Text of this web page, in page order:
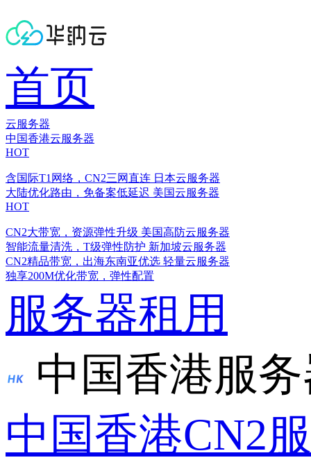
首页
云服务器
中国香港云服务器
HOT
含国际T1网络，CN2三网直连 日本云服务器
大陆优化路由，免备案低延迟 美国云服务器
HOT
CN2大带宽，资源弹性升级 美国高防云服务器
智能流量清洗，T级弹性防护 新加坡云服务器
CN2精品带宽，出海东南亚优选 轻量云服务器
独享200M优化带宽，弹性配置
服务器租用
中国香港服
中国香港CN2